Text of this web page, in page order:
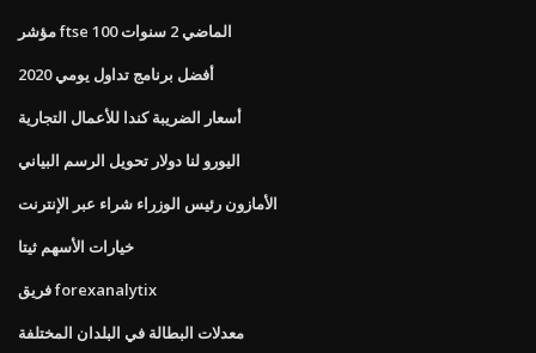
مؤشر ftse 100 الماضي 2 سنوات
أفضل برنامج تداول يومي 2020
أسعار الضريبة كندا للأعمال التجارية
اليورو لنا دولار تحويل الرسم البياني
الأمازون رئيس الوزراء شراء عبر الإنترنت
خيارات الأسهم ثيتا
فريق forexanalytix
معدلات البطالة في البلدان المختلفة